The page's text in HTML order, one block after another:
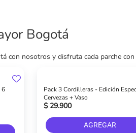
Bogotá
con nosotros y disfruta cada parche
6
Pack 3 Cordilleras - Edición
Cervezas + Vaso
$ 29.900
AGREGAR